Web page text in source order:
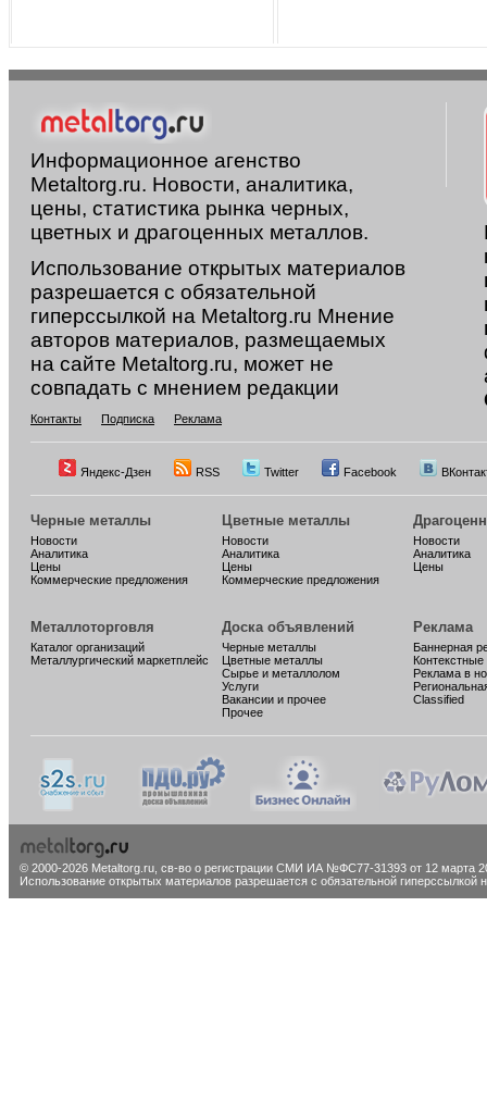
Информационное агенство
Metaltorg.ru. Новости, аналитика,
цены, статистика рынка черных,
цветных и драгоценных металлов.
Использование открытых материалов
разрешается с обязательной
гиперссылкой на Metaltorg.ru Мнение
авторов материалов, размещаемых
на сайте Metaltorg.ru, может не
совпадать с мнением редакции
Контакты Подписка Реклама
Яндекс-Дзен RSS Twitter Facebook
Черные металлы
Новости
Аналитика
Цены
Коммерческие предложения
Цветные металлы
Новости
Аналитика
Цены
Коммерческие предложения
Новости
Аналитика
Цены
Металлоторговля
Каталог организаций
Металлургический маркетплейс
Доска объявлений
Черные металлы
Цветные металлы
Сырье и металлолом
Услуги
Вакансии и прочее
Прочее
Реклама
Баннерная
Реклама в
Classified
© 2000-2026 Metaltorg.ru, св-во о регистрации СМИ ИА №ФС77-31393 от 12 марта
Использование открытых материалов разрешается с обязательной гиперссылкой